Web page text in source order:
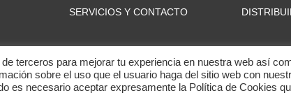
SERVICIOS Y CONTACTO
el Sol. Todos los derechos reservados. Política
terceros para mejorar tu experiencia en nuestra web así
sobre el uso que el usuario haga del sitio web con
es necesario aceptar expresamente la Política de Cookies